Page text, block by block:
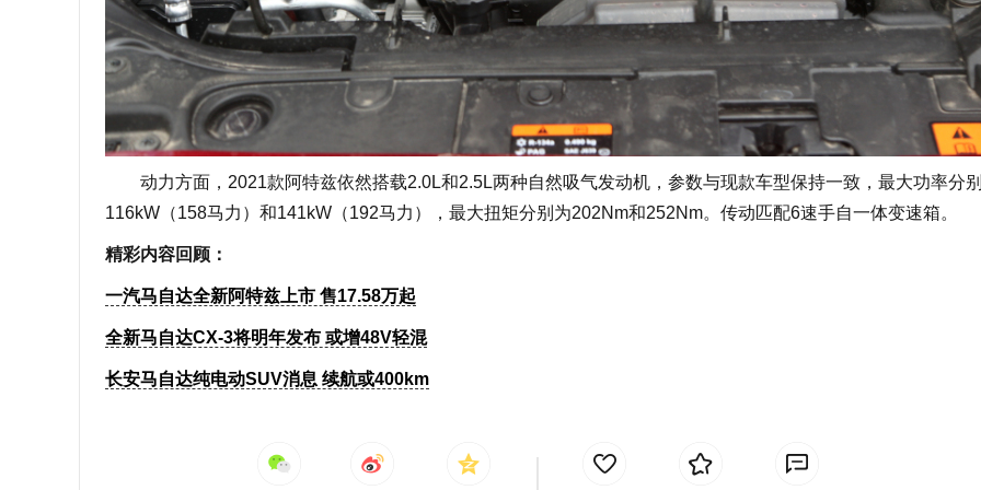
动力方面，2021款阿特兹依然搭载2.0L和2.5L两种自然吸气发动机，参数与现款车型保持一致，最大功率分
116kW（158马力）和141kW（192马力），最大扭矩分别为202Nm和252Nm。传动匹配6速手自一体变速箱。
精彩内容回顾：
一汽马自达全新阿特兹上市 售17.58万起
全新马自达CX-3将明年发布 或增48V轻混
长安马自达纯电动SUV消息 续航或400km